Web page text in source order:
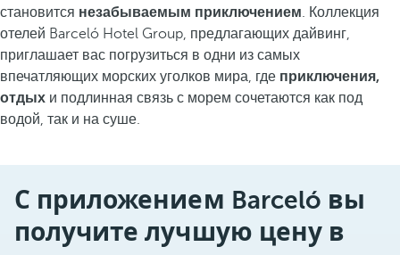
становится незабываемым приключением. Коллекция
отелей Barceló Hotel Group, предлагающих дайвинг,
приглашает вас погрузиться в одни из самых
впечатляющих морских уголков мира, где приключения,
отдых и подлинная связь с морем сочетаются как под
водой, так и на суше.
С приложением Barceló вы
получите лучшую цену в